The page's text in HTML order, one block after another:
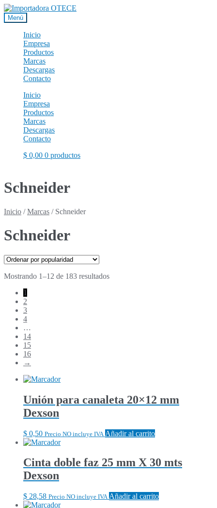
Ir
a
la
navegación
Ir
al
contenido
Menú
Inicio
Empresa
Productos
Marcas
Descargas
Contacto
Inicio
Empresa
Productos
Marcas
Descargas
Contacto
$ 0,00 0 productos
Schneider
Inicio /Marcas / Schneider
Schneider
Mostrando 1–12 de 183 resultadosOrdenado
1
2
3
4
…
14
15
16
→
Unión para canaleta 20×12 mm
Dexson
$ 0,50 Precio NO incluye IVA Añadir al carrito
Cinta doble faz 25 mm X 30 mts
Dexson
$ 28,58 Precio NO incluye IVA Añadir al carrito